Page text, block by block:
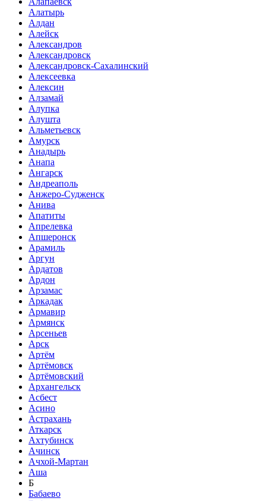
Алатырь
Алдан
Алейск
Александров
Александровск
Александровск-Сахалинский
Алексеевка
Алексин
Алзамай
Алупка
Алушта
Альметьевск
Амурск
Анадырь
Анапа
Ангарск
Андреаполь
Анжеро-Судженск
Анива
Апатиты
Апрелевка
Апшеронск
Арамиль
Аргун
Ардатов
Ардон
Арзамас
Аркадак
Армавир
Армянск
Арсеньев
Арск
Артём
Артёмовск
Артёмовский
Архангельск
Асбест
Асино
Астрахань
Аткарск
Ахтубинск
Ачинск
Ачхой-Мартан
Аша
Б
Бабаево